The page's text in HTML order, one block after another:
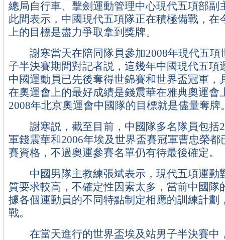
總局自行車、擊劍運動管理中心現代五項部副
此間表示，中國現代五項隊正在積極備戰，在
上的目標是盡力爭取拿到獎牌。
謝寒當天在陪同隊員參加2008年現代五項
子半決賽期間對記者説，這幾年中國現代五項
中國運動員已先後奪得世錦賽和世界盃冠軍，
在奧運會上的最好成績是錢震華在雅典奧運會
2008年北京奧運會中國隊的目標就是儘量奪牌
謝寒説，截至目前，中國隊多名隊員包括
軍錢震華和2006年埃及世界盃賽冠軍曹忠榮都
賽資格，不過奧運參賽名單仍有待最後確定。
中國男隊主教練張斌表示，現代五項運動
質要求較高，不確定性因素太多，當前中國隊
據各個運動員的不同特點制定相應的訓練計劃
戰。
在當天進行的世界盃埃及站男子半決賽中